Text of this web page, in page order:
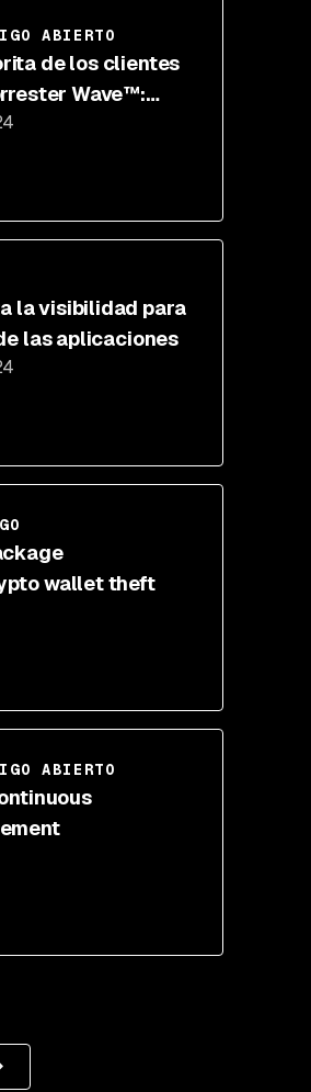
ABIERTO
de los clientes
Wave™:
composición de
de 2024
la visibilidad para
las aplicaciones
wallet theft
ABIERTO